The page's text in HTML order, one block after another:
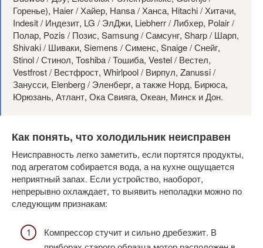
Горенье), Haier / Хайер, Hansa / Ханса, Hitachi / Хитачи,
Indesit / Индезит, LG / ЭлДжи, Liebherr / Либхер, Polair /
Полар, Pozis / Позис, Samsung / Самсунг, Sharp / Шарп,
Shivaki / Шиваки, Siemens / Сименс, Snaige / Снейг,
Stinol / Стинол, Toshiba / Тошиба, Vestel / Вестел,
Vestfrost / Вестфрост, Whirlpool / Вирпул, Zanussi /
Занусси, Elenberg / Эленберг, а также Норд, Бирюса,
Юрюзань, Атлант, Ока Свияга, Океан, Минск и Дон.
Как понять, что холодильник неисправен
Неисправность легко заметить, если портятся продукты,
под агрегатом собирается вода, а на кухне ощущается
неприятный запах. Если устройство, наоборот,
непрерывно охлаждает, то выявить неполадки можно по
следующим признакам:
Компрессор стучит и сильно дребезжит. В